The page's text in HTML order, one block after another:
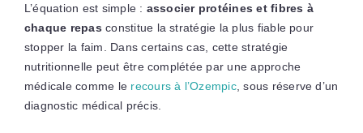
L’équation est simple : associer protéines et fibres à
chaque repas constitue la stratégie la plus fiable pour
stopper la faim. Dans certains cas, cette stratégie
nutritionnelle peut être complétée par une approche
médicale comme le recours à l’Ozempic, sous réserve d’un
diagnostic médical précis.